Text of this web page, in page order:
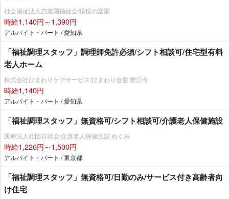
社会福祉法人志楽園福祉会/猿投の楽園
時給1,140円～1,390円
アルバイト・パート / 愛知県
「福祉調理スタッフ」調理師免許必須/シフト相談可/住宅型有料
老人ホーム
株式会社ひまわりケアサービス/ひまわり会館 蟹江今
時給1,140円
アルバイト・パート / 愛知県
「福祉調理スタッフ」無資格可/シフト相談可/介護老人保健施設
医療法人社団自靖会/介護老人保健施設 めぐみ
時給1,226円～1,500円
アルバイト・パート / 東京都
「福祉調理スタッフ」無資格可/日勤のみ/サービス付き高齢者向
け住宅